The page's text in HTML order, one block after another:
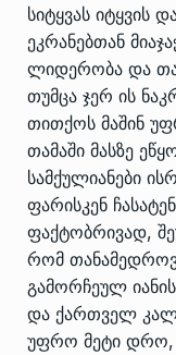
სიტყვას იტყვის
ეკრანებთან
ლიდერობა და
თუმცა ჯერ ის
თითქოს მაშინ
თამაში მასზე
სამქულიანები
ფარისკენ
ფაქტობრივად,
რომ
გამორჩეულ
და ქართველ
უფრო მეტი დრო,